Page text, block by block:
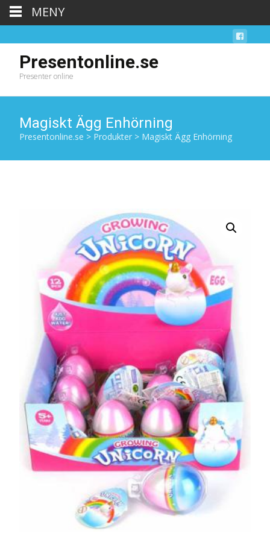
Presentonline.se
Presenter online
Magiskt Ägg Enhörning
Presentonline.se > Produkter > Magiskt Ägg Enhörning
MENY